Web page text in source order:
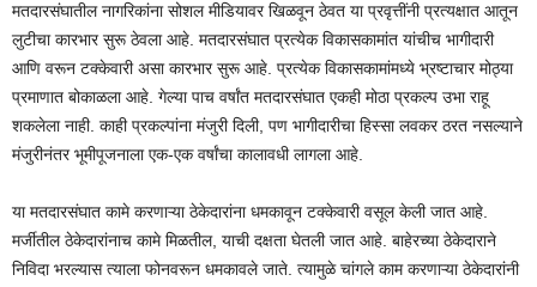
मतदारसंघातील नागरिकांना सोशल मीडियावर खिळवून ठेवत या प्रवृत्तींनी प्रत्यक्षात आतून
लुटीचा कारभार सुरू ठेवला आहे. मतदारसंघात प्रत्येक विकासकामांत यांचीच भागीदारी
आणि वरून टक्केवारी असा कारभार सुरू आहे. प्रत्येक विकासकामांमध्ये भ्रष्टाचार मोठ्या
प्रमाणात बोकाळला आहे. गेल्या पाच वर्षांत मतदारसंघात एकही मोठा प्रकल्प उभा राहू
शकलेला नाही. काही प्रकल्पांना मंजुरी दिली, पण भागीदारीचा हिस्सा लवकर ठरत नसल्याने
मंजुरीनंतर भूमीपूजनाला एक-एक वर्षांचा कालावधी लागला आहे.
या मतदारसंघात कामे करणाऱ्या ठेकेदारांना धमकावून टक्केवारी वसूल केली जात आहे.
मर्जीतील ठेकेदारांनाच कामे मिळतील, याची दक्षता घेतली जात आहे. बाहेरच्या ठेकेदाराने
निविदा भरल्यास त्याला फोनवरून धमकावले जाते. त्यामुळे चांगले काम करणाऱ्या ठेकेदारांनी